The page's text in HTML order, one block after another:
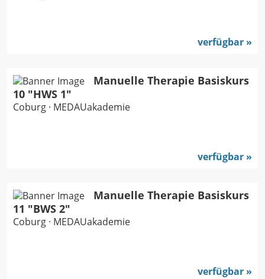
verfügbar
Manuelle Therapie Basiskurs
10 "HWS 1"
Coburg · MEDAUakademie
verfügbar
Manuelle Therapie Basiskurs
11 "BWS 2"
Coburg · MEDAUakademie
verfügbar